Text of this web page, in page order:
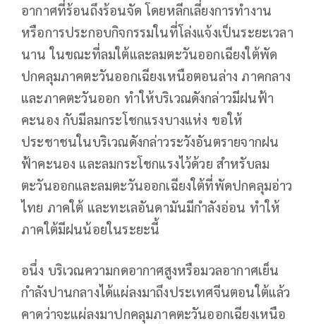
อากาศที่ร้อนถึงร้อนจัด โดยหลีกเลี่ยงการทำงาน
หรือการประกอบกิจกรรมในที่โล่งแจ้งเป็นระยะเวลา
นาน ในขณะที่ลมใต้และลมตะวันออกเฉียงใต้พัด
ปกคลุมภาคตะวันออกเฉียงเหนือตอนล่าง ภาคกลาง
และภาคตะวันออก ทำให้บริเวณดังกล่าวมีฝนฟ้า
คะนอง กับมีลมกระโชกแรงบางแห่ง ขอให้
ประชาชนในบริเวณดังกล่าวระวังอันตรายจากฝน
ฟ้าคะนอง และลมกระโชกแรงไว้ด้วย สำหรับลม
ตะวันออกและลมตะวันออกเฉียงใต้ที่พัดปกคลุมอ่าว
ไทย ภาคใต้ และทะเลอันดามันมีกำลังอ่อน ทำให้
ภาคใต้มีฝนน้อยในระยะนี้
อนึ่ง บริเวณความกดอากาศสูงหรือมวลอากาศเย็น
กำลังปานกลางได้แผ่ลงมาถึงประเทศจีนตอนใต้แล้ว
คาดว่าจะแผ่ลงมาปกคลุมภาคตะวันออกเฉียงเหนือ